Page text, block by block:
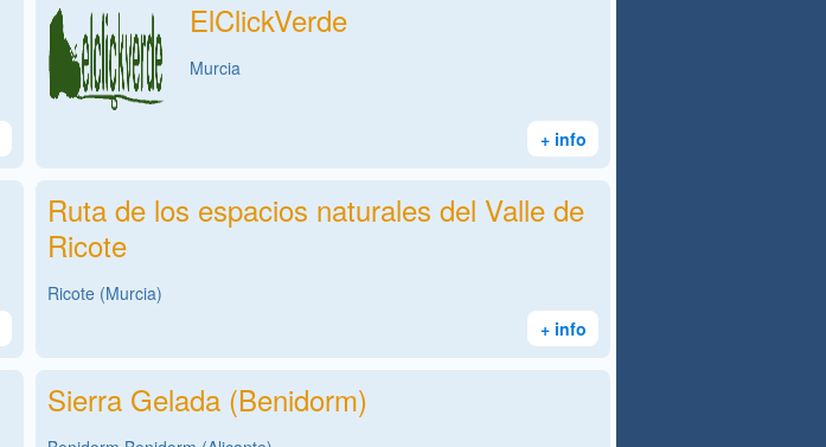
ElClickVerde
Murcia
+ info
Ruta de los espacios naturales del Valle de
Ricote
Ricote (Murcia)
+ info
Sierra Gelada (Benidorm)